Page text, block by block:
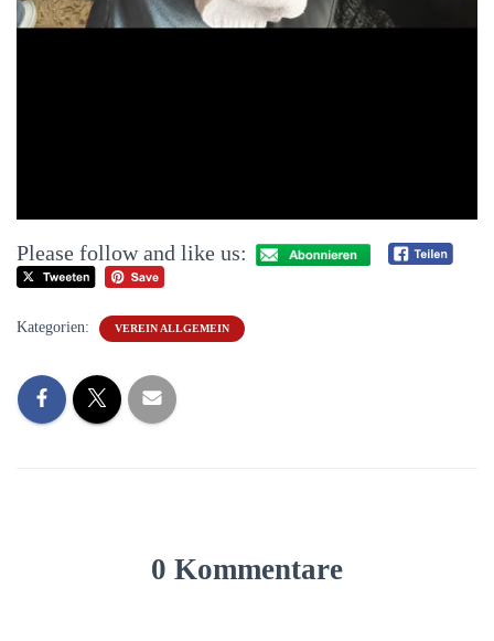
Please follow and like us:
Kategorien: VEREIN ALLGEMEIN
0 Kommentare